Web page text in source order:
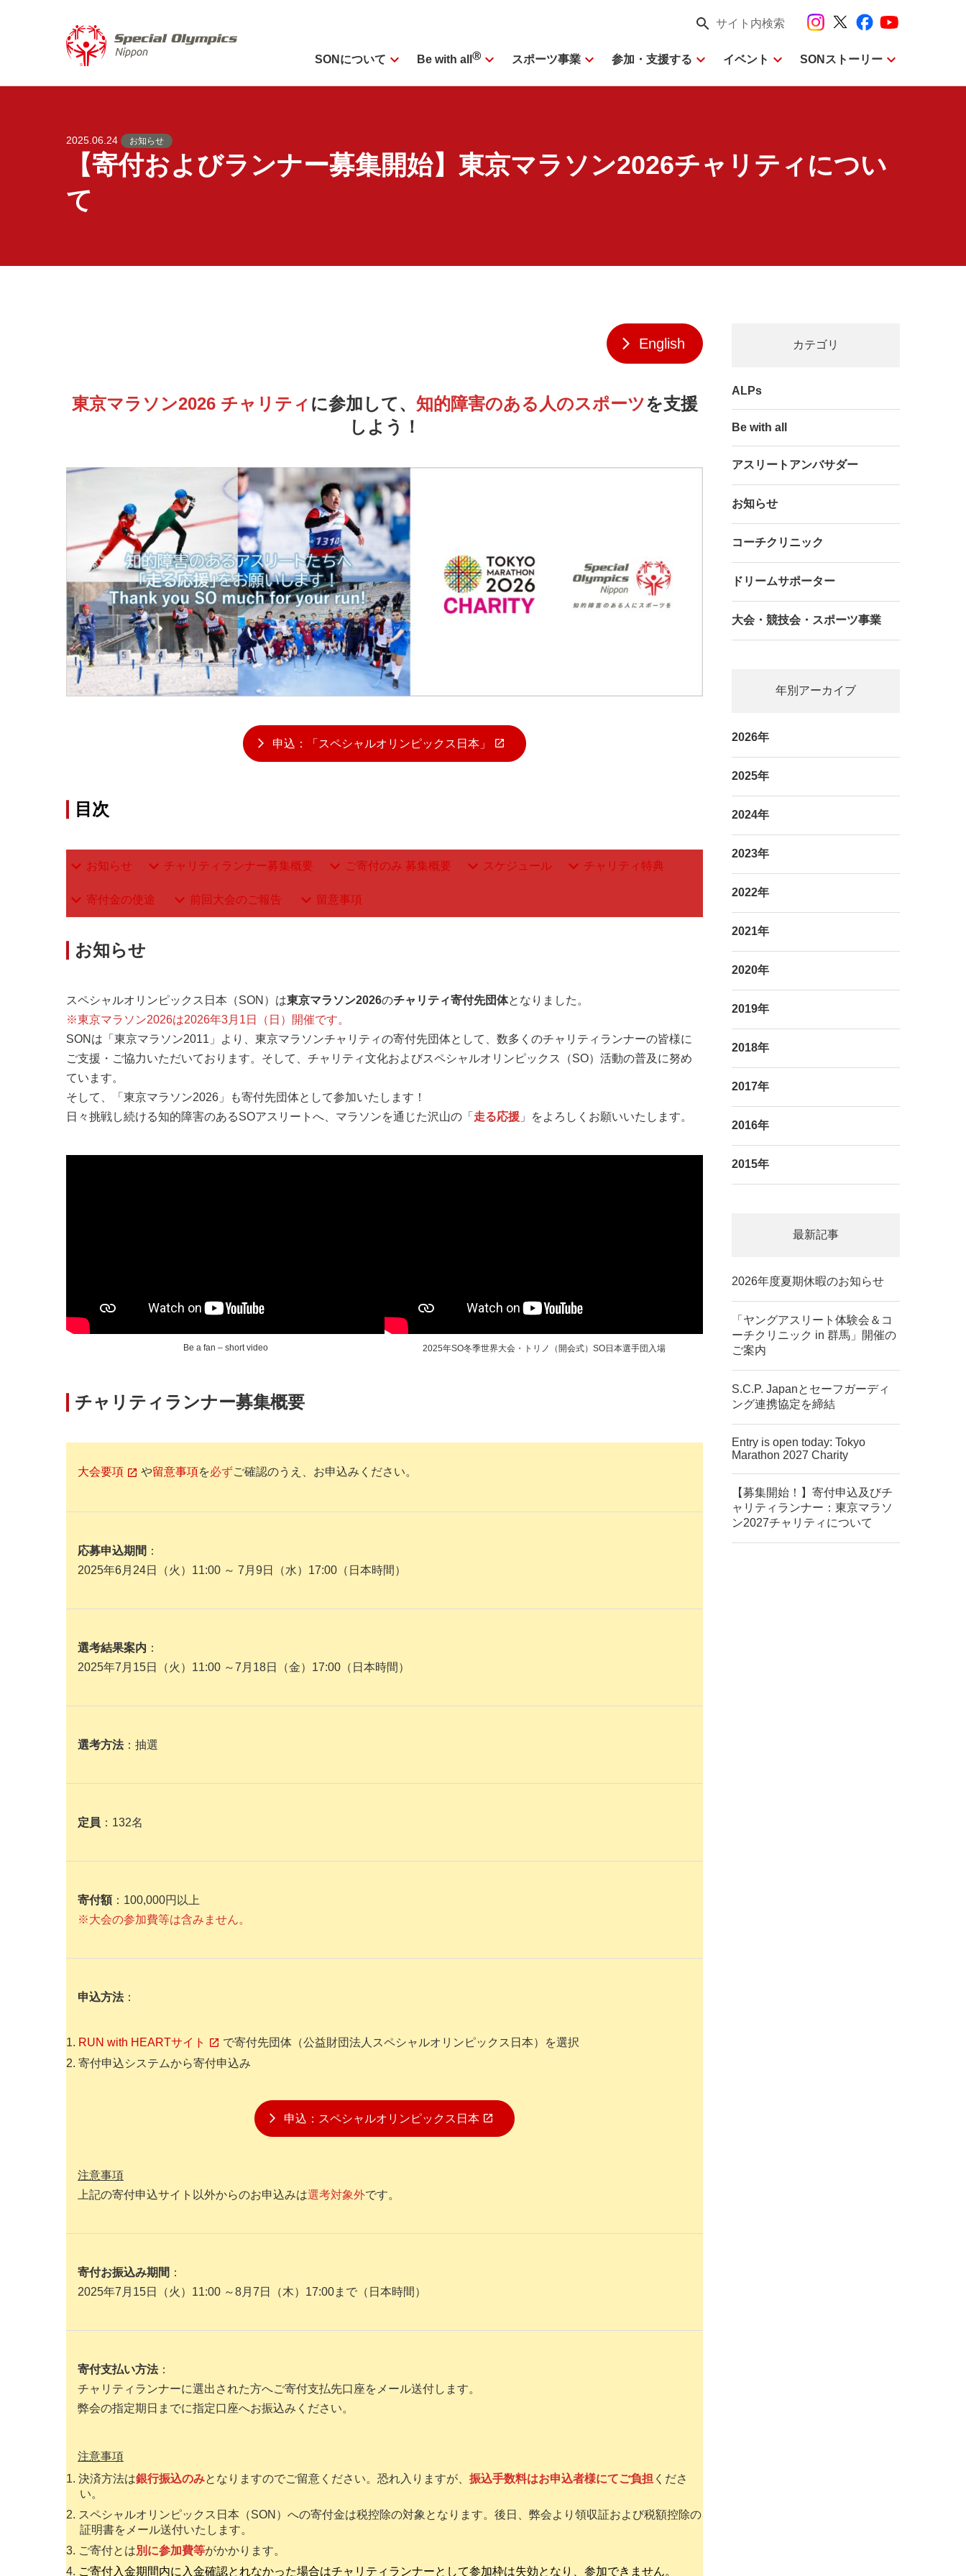
search サイト内検索
SONについて expand_more Be with all Ⓡ expand_more スポーツ事業 expand_more 参加・支援する expand_more イベント expand_more SONストーリー expand_more
2025.06.24 お知らせ
【寄付およびランナー募集開始】東京マラソン2026チャリティについ
て
English
東京マラソン2026 チャリティ に参加して、 知的障害のある人のスポーツを支援
しよう！
申込：「スペシャルオリンピックス日本」
目次
お知らせ チャリティランナー募集概要 ご寄付のみ 募集概要 スケジュール チャリティ特典
寄付金の使途 前回大会のご報告 留意事項
お知らせ
スペシャルオリンピックス日本（SON）は東京マラソン2026のチャリティ寄付先団体となりました。
※東京マラソン2026は2026年3月1日（日）開催です。
SONは「東京マラソン2011」より、東京マラソンチャリティの寄付先団体として、数多くのチャリティランナーの皆様に
ご支援・ご協力いただいております。そして、チャリティ文化およびスペシャルオリンピックス（SO）活動の普及に努め
ています。
そして、「東京マラソン2026」も寄付先団体として参加いたします！
日々挑戦し続ける知的障害のあるSOアスリートへ、マラソンを通じた沢山の「 走る応援 」をよろしくお願いいたします。
Be a fan – short video 2025年SO冬季世界大会・トリノ（開会式）SO日本選手団入場
チャリティランナー募集概要
大会要項 や留意事項を必ずご確認のうえ、お申込みください。
応募申込期間 ：
2025年6月24日（火）11:00 ～ 7月9日（水）17:00（日本時間）
選考結果案内 ：
2025年7月15日（火）11:00 ～7月18日（金）17:00（日本時間）
選考方法：抽選
定員 ：132名
寄付額：100,000円以上
※大会の参加費等は含みません。
申込方法：
RUN with HEARTサイト
で寄付先団体（公益財団法人スペシャルオリンピックス日本）を選択
寄付申込システムから寄付申込み
申込：スペシャルオリンピックス日本
注意事項
上記の寄付申込サイト以外からのお申込みは選考対象外です。
寄付お振込み期間 ：
2025年7月15日（火）11:00 ～8月7日（木）17:00まで（日本時間）
寄付支払い方法：
チャリティランナーに選出された方へご寄付支払先口座をメール送付します。
弊会の指定期日までに指定口座へお振込みください。
注意事項
決済方法は銀行振込のみとなりますのでご留意ください。恐れ入りますが、 振込手数料はお申込者様にてご負担 くださ
い。
スペシャルオリンピックス日本（SON）への寄付金は税控除の対象となります。後日、弊会より領収証および税額控除の
証明書をメール送付いたします。
ご寄付とは別に参加費等がかかります。
ご寄付入金期間内に入金確認とれなかった場合はチャリティランナーとして参加枠は失効となり、参加できません。
カテゴリ
ALPs
Be with all
アスリートアンバサダー
お知らせ
コーチクリニック
ドリームサポーター
大会・競技会・スポーツ事業
年別アーカイブ
2026年
2025年
2024年
2023年
2022年
2021年
2020年
2019年
2018年
2017年
2016年
2015年
最新記事
2026年度夏期休暇のお知らせ
「ヤングアスリート体験会＆コ
ーチクリニック in 群馬」開催の
ご案内
S.C.P. Japanとセーフガーディ
ング連携協定を締結
Entry is open today: Tokyo
Marathon 2027 Charity
【募集開始！】寄付申込及びチ
ャリティランナー：東京マラソ
ン2027チャリティについて